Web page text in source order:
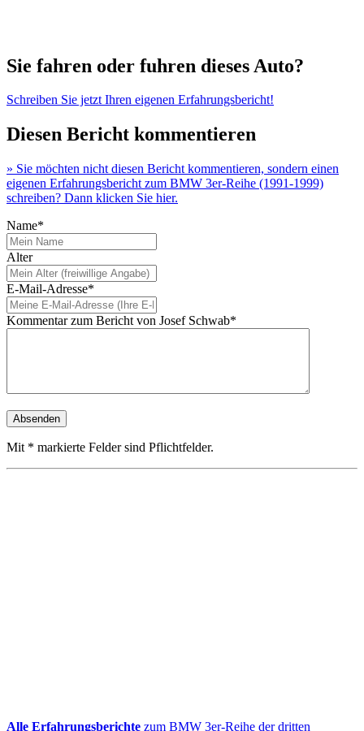
Sie fahren oder fuhren dieses Auto?
Schreiben Sie jetzt Ihren eigenen Erfahrungsbericht!
Diesen Bericht kommentieren
» Sie möchten nicht diesen Bericht kommentieren, sondern einen
eigenen Erfahrungsbericht zum BMW 3er-Reihe (1991-1999)
schreiben? Dann klicken Sie hier.
Name*
Alter
E-Mail-Adresse*
Kommentar zum Bericht von Josef Schwab*
Mit * markierte Felder sind Pflichtfelder.
Alle Erfahrungsberichte zum BMW 3er-Reihe der dritten